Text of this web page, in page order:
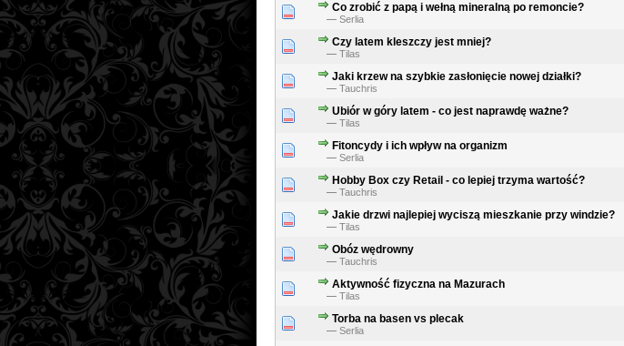
Co zrobić z papą i wełną mineralną po remoncie?
— Serlia
Czy latem kleszczy jest mniej?
— Tilas
Jaki krzew na szybkie zasłonięcie nowej działki?
— Tauchris
Ubiór w góry latem - co jest naprawdę ważne?
— Tilas
Fitoncydy i ich wpływ na organizm
— Serlia
Hobby Box czy Retail - co lepiej trzyma wartość?
— Tauchris
Jakie drzwi najlepiej wyciszą mieszkanie przy windzie?
— Tilas
Obóz wędrowny
— Tauchris
Aktywność fizyczna na Mazurach
— Tilas
Torba na basen vs plecak
— Serlia